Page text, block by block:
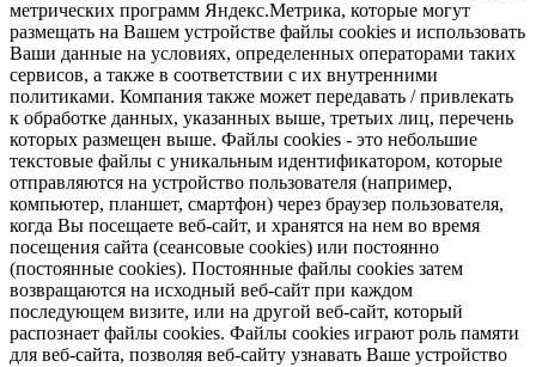
метрических программ Яндекс.Метрика, которые могут
размещать на Вашем устройстве файлы cookies и использовать
Ваши данные на условиях, определенных операторами таких
сервисов, а также в соответствии с их внутренними
политиками. Компания также может передавать / привлекать
к обработке данных, указанных выше, третьих лиц, перечень
которых размещен выше. Файлы cookies - это небольшие
текстовые файлы с уникальным идентификатором, которые
отправляются на устройство пользователя (например,
компьютер, планшет, смартфон) через браузер пользователя,
когда Вы посещаете веб-сайт, и хранятся на нем во время
посещения сайта (сеансовые cookies) или постоянно
(постоянные cookies). Постоянные файлы cookies затем
возвращаются на исходный веб-сайт при каждом
последующем визите, или на другой веб-сайт, который
распознает файлы cookies. Файлы cookies играют роль памяти
для веб-сайта, позволяя веб-сайту узнавать Ваше устройство